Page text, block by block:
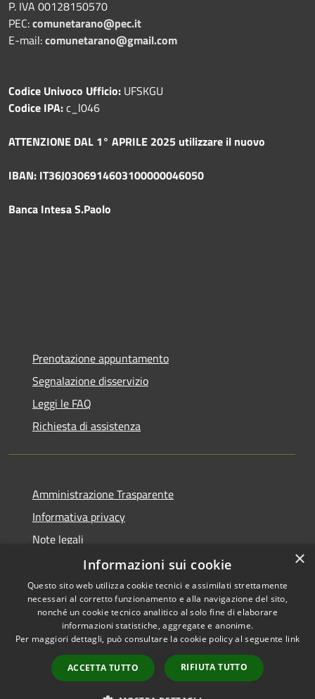
P. IVA 00128150570
PEC:comunetarano@pec.it
E-mail:comunetarano@gmail.com
Codice Univoco Ufficio: UFSKGU
Codice IPA:c_l046
ATTENZIONE DAL 1° APRILE 2025 utilizzare il nuovo
IBAN: IT36J0306914603100000046050
Banca Intesa S.Paolo
Prenotazione appuntamento
Segnalazione disservizio
Leggi le FAQ
Richiesta di assistenza
Amministrazione Trasparente
Informativa privacy
Note legali
Dichiarazione di accessibilità
RSS
Accessibility
Copyright © 2026 • Town of •
Municipium
Admin access
×
Informazioni sui cookie
Questo sito web utilizza cookie tecnici e assimilati strettamente
necessari al corretto funzionamento e alla navigazione del sito,
nonché un cookie tecnico analitico al solo fine di elaborare
informazioni statistiche, aggregate e anonime.
Per maggiori dettagli, può consultare la cookie policy al seguente link
ACCETTA TUTTO RIFIUTA TUTTO